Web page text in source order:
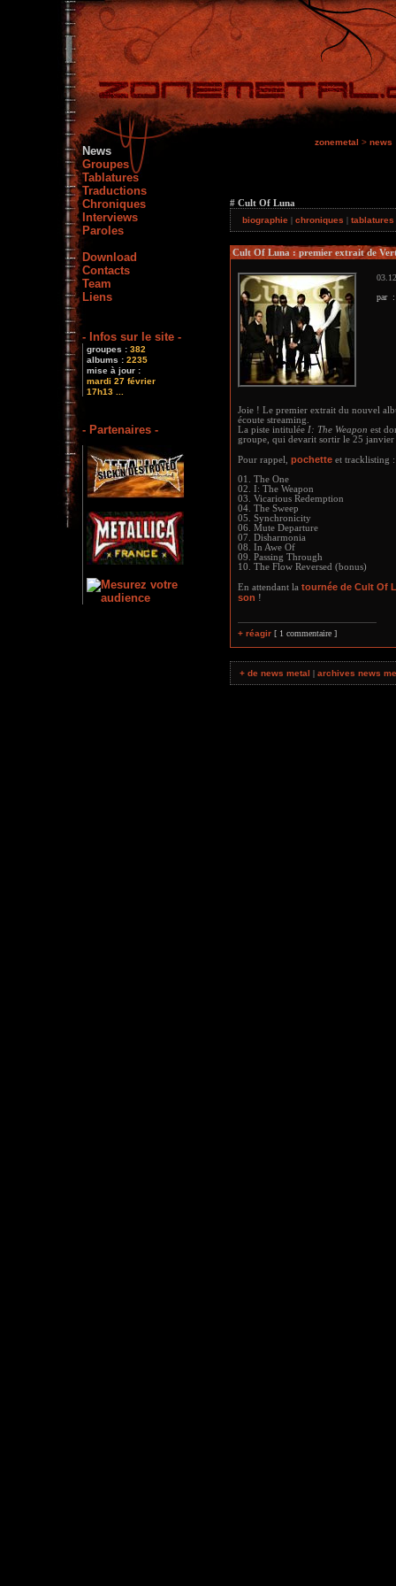
News
Groupes
Tablatures
Traductions
Chroniques
Interviews
Paroles
Download
Contacts
Team
Liens
- Infos sur le site -
groupes : 382
albums : 2235
mise à jour :
mardi 27 février
17h13 ...
- Partenaires -
zonemetal > news
# Cult Of Luna
biographie | chroniques | tablatures
Cult Of Luna : premier extrait de
par
Joie ! Le premier extrait du nouvel
écoute streaming.
La piste intitulée I: The Weapon est
groupe, qui devarit sortir le 25
Pour rappel, pochette et tracklisting :
01. The One
02. I: The Weapon
03. Vicarious Redemption
04. The Sweep
05. Synchronicity
06. Mute Departure
07. Disharmonia
08. In Awe Of
09. Passing Through
10. The Flow Reversed (bonus)
En attendant la tournée de Cult Of
son !
+ réagir [ 1 commentaire ]
+ de news metal | archives news